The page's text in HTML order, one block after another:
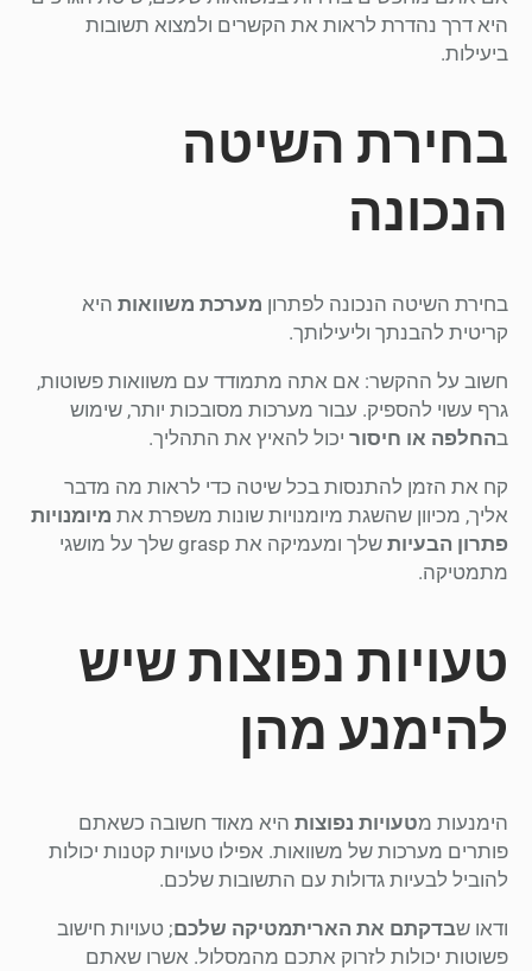
היא דרך נהדרת לראות את הקשרים ולמצוא תשובות
ביעילות.
בחירת השיטה
הנכונה
בחירת השיטה הנכונה לפתרון מערכת משוואות היא
קריטית להבנתך וליעילותך.
חשוב על ההקשר: אם אתה מתמודד עם משוואות פשוטות,
גרף עשוי להספיק. עבור מערכות מסובכות יותר, שימוש
בהחלפה או חיסור יכול להאיץ את התהליך.
קח את הזמן להתנסות בכל שיטה כדי לראות מה מדבר
אליך, מכיוון שהשגת מיומנויות שונות משפרת את מיומנויות
פתרון הבעיות
שלך ומעמיקה את grasp שלך על מושגי
מתמטיקה.
טעויות נפוצות שיש
להימנע מהן
הימנעות מטעויות נפוצות היא מאוד חשובה כשאתם
פותרים מערכות של משוואות. אפילו טעויות קטנות יכולות
להוביל לבעיות גדולות עם התשובות שלכם.
ודאו שבדקתם את האריתמטיקה שלכם; טעויות חישוב
פשוטות יכולות לזרוק אתכם מהמסלול. אשרו שאתם